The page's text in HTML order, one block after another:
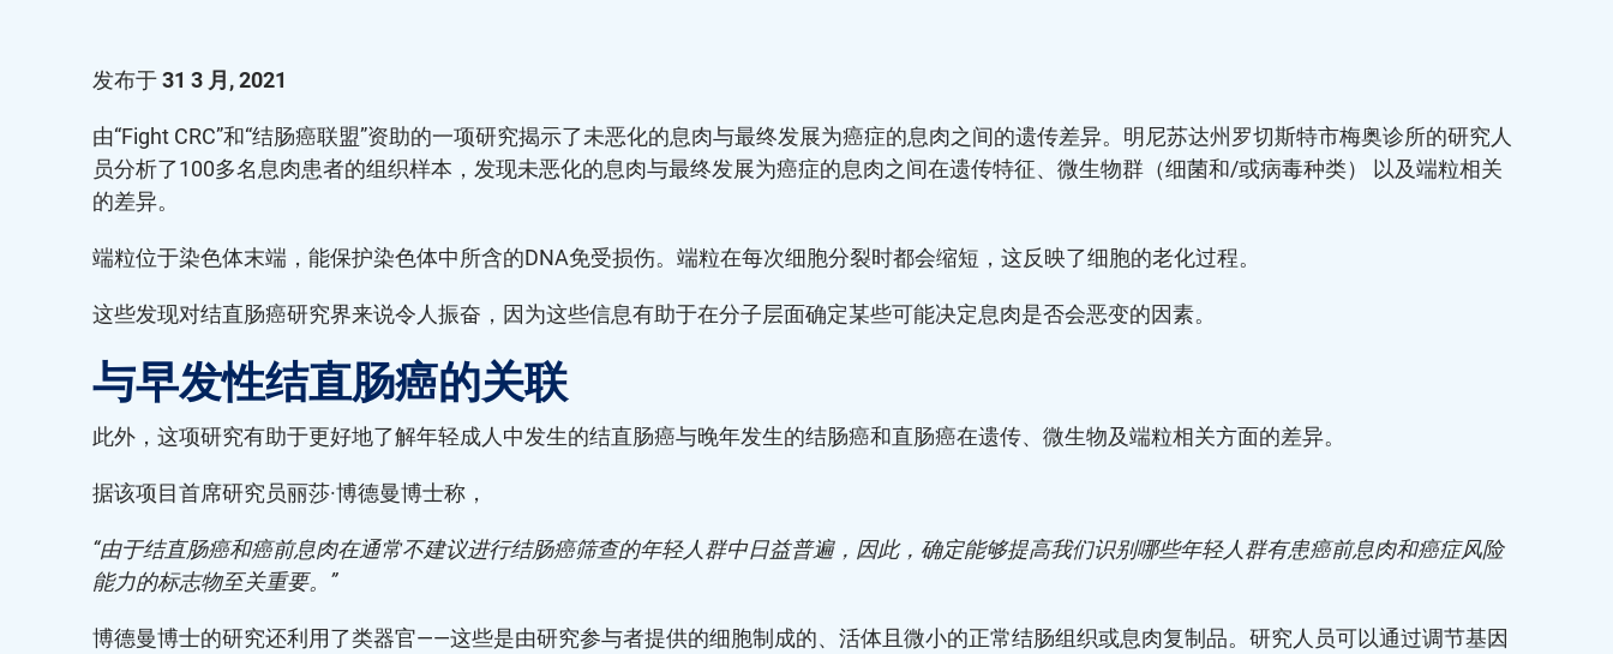
发布于31 3 月, 2021
由“Fight CRC”和“结肠癌联盟”资助的一项研究揭示了未恶化的息肉与最终发展为癌症的息肉之间的遗传差异。明尼苏达州罗切斯特市梅奥诊所的研究人
员分析了100多名息肉患者的组织样本，发现未恶化的息肉与最终发展为癌症的息肉之间在遗传特征、微生物群（细菌和/或病毒种类） 以及端粒相关
的差异。
端粒位于染色体末端，能保护染色体中所含的DNA免受损伤。端粒在每次细胞分裂时都会缩短，这反映了细胞的老化过程。
这些发现对结直肠癌研究界来说令人振奋，因为这些信息有助于在分子层面确定某些可能决定息肉是否会恶变的因素。
与早发性结直肠癌的关联
此外，这项研究有助于更好地了解年轻成人中发生的结直肠癌与晚年发生的结肠癌和直肠癌在遗传、微生物及端粒相关方面的差异。
据该项目首席研究员丽莎·博德曼博士称，
“由于结直肠癌和癌前息肉在通常不建议进行结肠癌筛查的年轻人群中日益普遍，因此，确定能够提高我们识别哪些年轻人群有患癌前息肉和癌症风险
能力的标志物至关重要。”
博德曼博士的研究还利用了类器官——这些是由研究参与者提供的细胞制成的、活体且微小的正常结肠组织或息肉复制品。研究人员可以通过调节基因